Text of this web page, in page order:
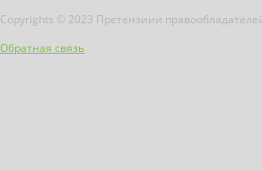
Copyrights © 2023 Претензиии
Обратная связь